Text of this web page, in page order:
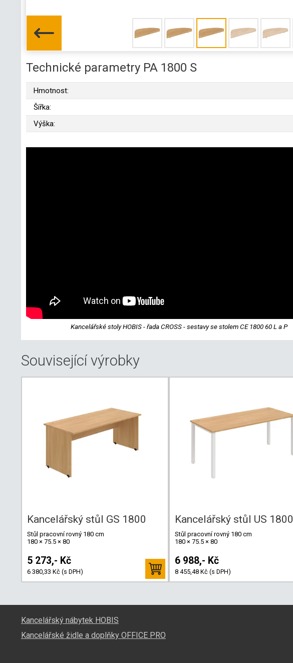
Technické parametry PA 1800 S
Hmotnost:
Šířka:
Výška:
Kancelářské stoly HOBIS - řada CROSS - sestavy se stolem CE 1800 60 L a P
Související výrobky
Kancelářský stůl GS 1800
Stůl pracovní rovný 180 cm
180 × 75.5 × 80
5 273,- Kč
6 380,33 Kč (s DPH)
Kancelářský stůl US 1800
Stůl pracovní rovný 180 cm
180 × 75.5 × 80
6 988,- Kč
8 455,48 Kč (s DPH)
Kancelářský nábytek HOBIS
Kancelářské židle a doplňky OFFICE PRO